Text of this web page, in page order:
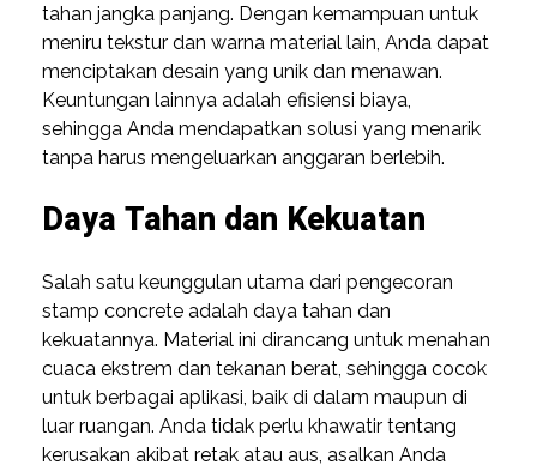
tahan jangka panjang. Dengan kemampuan untuk
meniru tekstur dan warna material lain, Anda dapat
menciptakan desain yang unik dan menawan.
Keuntungan lainnya adalah efisiensi biaya,
sehingga Anda mendapatkan solusi yang menarik
tanpa harus mengeluarkan anggaran berlebih.
Daya Tahan dan Kekuatan
Salah satu keunggulan utama dari pengecoran
stamp concrete adalah daya tahan dan
kekuatannya. Material ini dirancang untuk menahan
cuaca ekstrem dan tekanan berat, sehingga cocok
untuk berbagai aplikasi, baik di dalam maupun di
luar ruangan. Anda tidak perlu khawatir tentang
kerusakan akibat retak atau aus, asalkan Anda